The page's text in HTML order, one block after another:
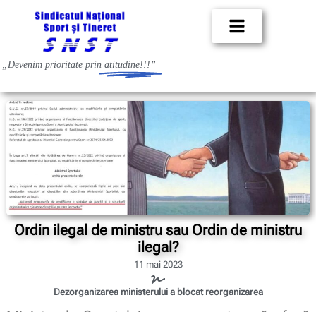
„Devenim prioritate prin atitudine!!!”
Ordin ilegal de ministru sau Ordin de ministru
ilegal?
11 mai 2023
Dezorganizarea ministerului a blocat reorganizarea